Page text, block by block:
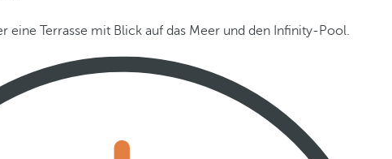
eine Terrasse mit Blick auf das Meer und den Infinity-Pool.